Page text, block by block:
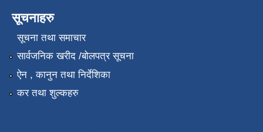
सूचनाहरु
सूचना तथा समाचार
सार्वजनिक खरीद /बोलपत्र सूचना
ऐन , कानुन तथा निर्देशिका
कर तथा शुल्कहरु